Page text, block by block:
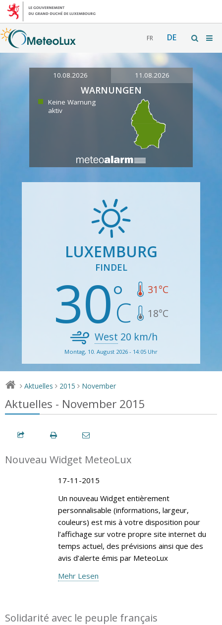
FR DE
10.08.2026 11.08.2026
WARNUNGEN
Keine Warnung
aktiv
LUXEMBURG
FINDEL
30 31°C
18°C
West 20 km/h
Montag, 10. August 2026 - 14:05 Uhr
> Aktuelles > 2015 > November
Aktuelles - November 2015
Nouveau Widget MeteoLux
17-11-2015
Un nouveau Widget entièrement
personnalisable (informations, largeur,
couleurs) est mis à votre disposition pour
l’affichage sur votre propre site internet du
temps actuel, des prévisions ainsi que des
avis d’alerte émis par MeteoLux
Mehr Lesen
Solidarité avec le peuple français